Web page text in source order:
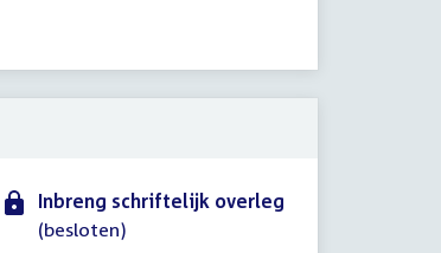
Inbreng schriftelijk overleg
(besloten)